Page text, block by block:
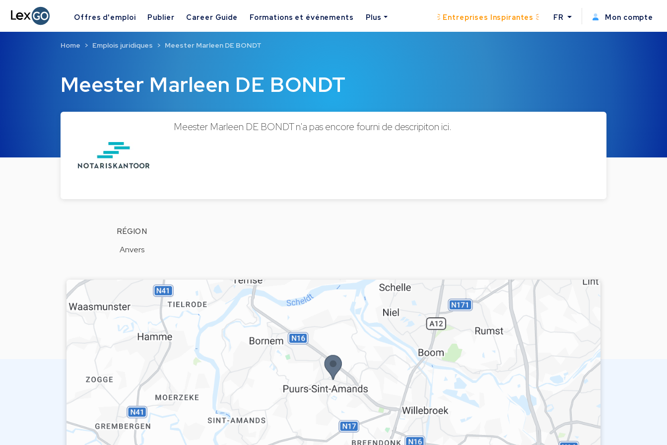
Offres d'emploi Publier Career Guide Formations et événements Plus Entreprises Inspirantes FR Mon compte
Meester Marleen DE BONDT
Home Emplois juridiques Meester Marleen DE BONDT
Meester Marleen DE BONDT n'a pas encore fourni de descripiton ici.
RÉGION
Anvers